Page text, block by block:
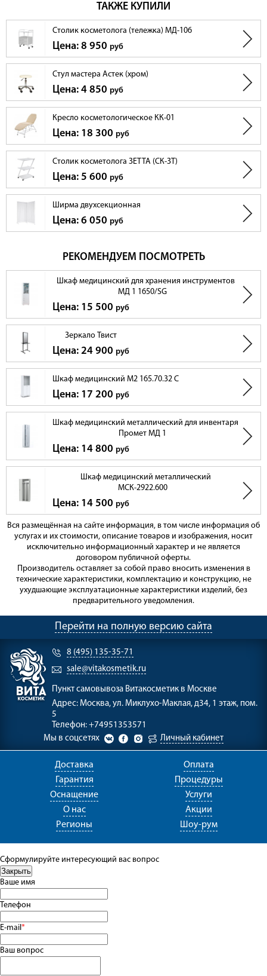
ТАКЖЕ КУПИЛИ
Столик косметолога (тележка) МД-106
Цена: 8 950 руб
Стул мастера Астек (хром)
Цена: 4 850 руб
Кресло косметологическое КК-01
Цена: 18 300 руб
Столик косметолога ЗЕТТА (СК-ЗТ)
Цена: 5 600 руб
Ширма двухсекционная
Цена: 6 050 руб
РЕКОМЕНДУЕМ ПОСМОТРЕТЬ
Шкаф медицинский для хранения инструментов
МД 1 1650/SG
Цена: 15 500 руб
Зеркало Твист
Цена: 24 900 руб
Шкаф медицинский М2 165.70.32 С
Цена: 17 200 руб
Шкаф медицинский металлический для инвентаря
Промет МД 1
Цена: 14 800 руб
Шкаф медицинский металлический
МСК-2922.600
Цена: 14 500 руб
Вся размещённая на сайте информация, в том числе информация об
услугах и их стоимости, описание товаров и изображения, носит
исключительно информационный характер и не является
договором публичной оферты.
Производитель оставляет за собой право вносить изменения в
технические характеристики, комплектацию и конструкцию, не
ухудшающие эксплуатационные характеристики изделий, без
предварительного уведомления.
Перейти на полную версию сайта
8 (495) 135-35-71
sale@vitakosmetik.ru
Пункт самовывоза Витакосметик в Москве
Адрес: Москва, ул. Миклухо-Маклая, д34, 1 этаж, пом.
5
Телефон: +74951353571
Мы в соцсетях
Личный кабинет
Доставка
Оплата
Гарантия
Процедуры
Оснащение
Услуги
О нас
Акции
Регионы
Шоу-рум
Сформулируйте интересующий вас вопрос
Ваше имя
Телефон
E-mail*
Ваш вопрос